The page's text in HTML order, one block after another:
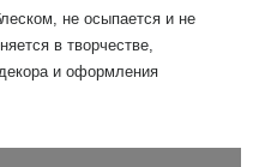
не осыпается и не
в творчестве,
и оформления